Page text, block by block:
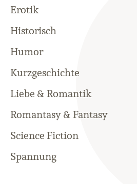
Erotik
Historisch
Humor
Kurzgeschichte
Liebe & Romantik
Romantasy & Fantasy
Science Fiction
Spannung